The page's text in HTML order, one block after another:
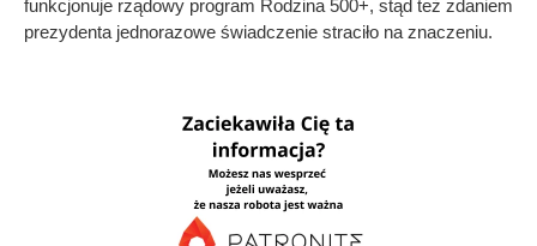
funkcjonuje rządowy program Rodzina 500+, stąd też zdaniem
prezydenta jednorazowe świadczenie straciło na znaczeniu.